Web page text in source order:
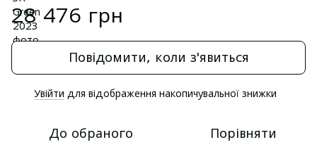
28 476 грн
Повідомити, коли з'явиться
Увійти для відображення накопичувальної знижки
До обраного Порівняти